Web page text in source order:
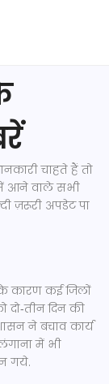
चाहते हैं तो
आने वाले सभी
ज़रूरी अपडेट पा
के कारण कई जिलों
दिन की
ने बचाव कार्य
में भी
गये.